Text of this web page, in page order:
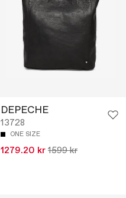
DEPECHE
13728
ONE SIZE
1279.20 kr 1599 kr